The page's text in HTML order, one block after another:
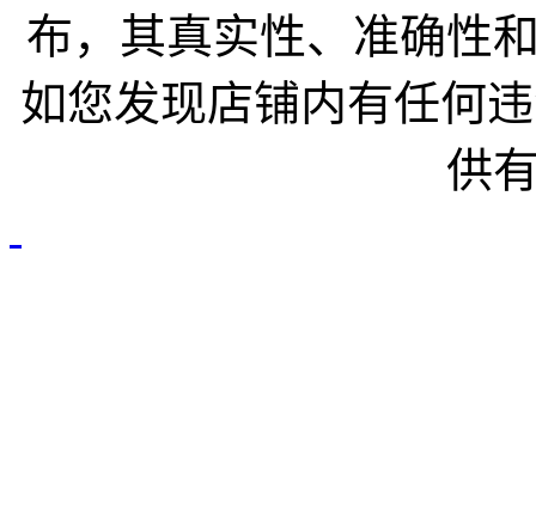
布，其真实性、准确性
如您发现店铺内有任何
供